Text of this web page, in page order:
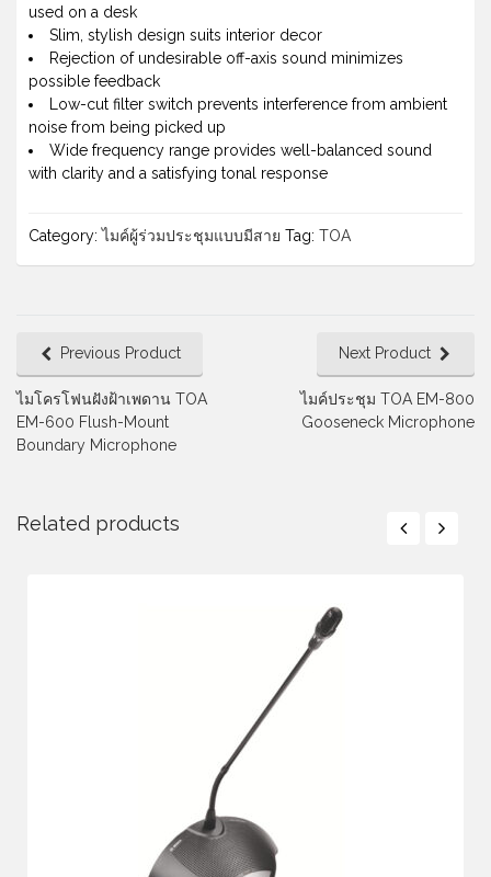
used on a desk
Slim, stylish design suits interior decor
Rejection of undesirable off-axis sound minimizes
possible feedback
Low-cut filter switch prevents interference from ambient
noise from being picked up
Wide frequency range provides well-balanced sound
with clarity and a satisfying tonal response
Category:ไมค์ผู้ร่วมประชุมแบบมีสาย Tag: TOA
Previous Product
ไมโครโฟนฝังฝ้าเพดาน TOA
EM-600 Flush-Mount
Boundary Microphone
Next Product
ไมค์ประชุม TOA EM-800
Gooseneck Microphone
Related products